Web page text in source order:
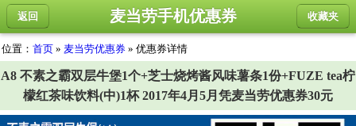
返回 收藏夹
麦当劳手机优惠券
位置： 首页 » 麦当劳优惠券 » 优惠券详情
A8 不素之霸双层牛堡1个+芝士烧烤酱风味薯条1份+FUZE tea柠
檬红茶味饮料(中)1杯 2017年4月5月凭麦当劳优惠券30元